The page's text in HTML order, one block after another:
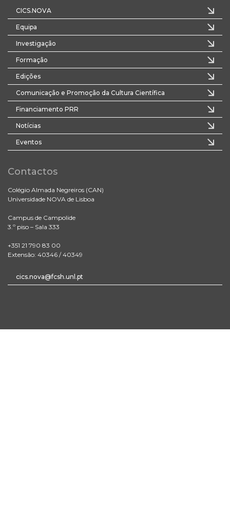
CICS.NOVA
Equipa
Investigação
Formação
Edições
Comunicação e Promoção da Cultura Científica
Financiamento PRR
Notícias
Eventos
Contactos
Colégio Almada Negreiros (CAN)
Universidade NOVA de Lisboa
Campus de Campolide
3.º piso – Sala 333
+351 21 790 83 00
Extensão: 40346 / 40349
cics.nova@fcsh.unl.pt